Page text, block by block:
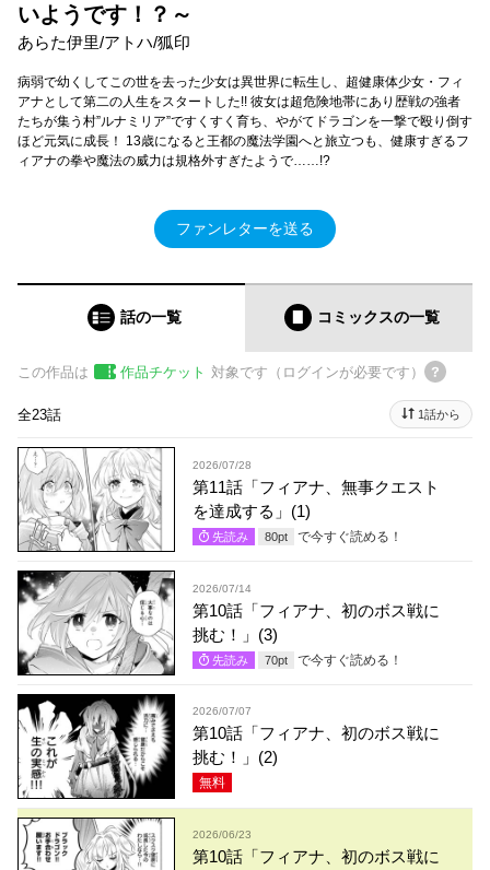
いようです！？～
あらた伊里/アトハ/狐印
病弱で幼くしてこの世を去った少女は異世界に転生し、超健康体少女・フィ
アナとして第二の人生をスタートした!! 彼女は超危険地帯にあり歴戦の強者
たちが集う村”ルナミリア”ですくすく育ち、やがてドラゴンを一撃で殴り倒す
ほど元気に成長！ 13歳になると王都の魔法学園へと旅立つも、健康すぎるフ
ィアナの拳や魔法の威力は規格外すぎたようで……!?
ファンレターを送る
話の一覧 コミックスの一覧
この作品は 作品チケット 対象です（ログインが必要です）
全23話 1話から
2026/07/28
第11話「フィアナ、無事クエスト
を達成する」(1)
先読み 80pt で今すぐ読める！
2026/07/14
第10話「フィアナ、初のボス戦に
挑む！」(3)
先読み 70pt で今すぐ読める！
2026/07/07
第10話「フィアナ、初のボス戦に
挑む！」(2)
無料
2026/06/23
第10話「フィアナ、初のボス戦に